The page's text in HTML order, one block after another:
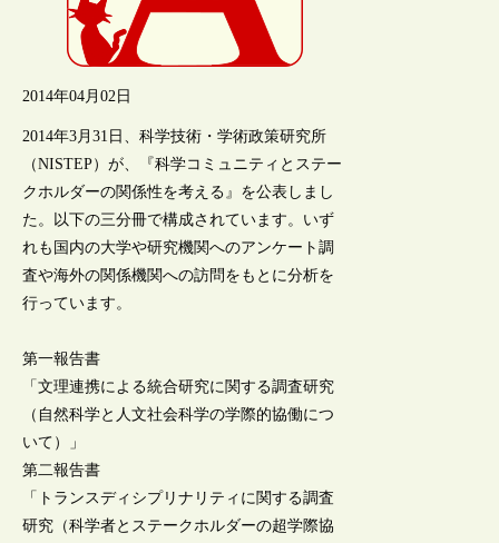
2014年04月02日
2014年3月31日、科学技術・学術政策研究所
（NISTEP）が、『科学コミュニティとステー
クホルダーの関係性を考える』を公表しまし
た。以下の三分冊で構成されています。いず
れも国内の大学や研究機関へのアンケート調
査や海外の関係機関への訪問をもとに分析を
行っています。
第一報告書
「文理連携による統合研究に関する調査研究
（自然科学と人文社会科学の学際的協働につ
いて）」
第二報告書
「トランスディシプリナリティに関する調査
研究（科学者とステークホルダーの超学際協